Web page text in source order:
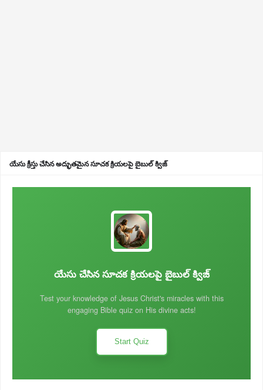
యేసు క్రీస్తు చేసిన అద్భుతమైన సూచక క్రియలపై బైబుల్ క్విజ్
యేసు చేసిన సూచక క్రియలపై బైబుల్ క్విజ్
Test your knowledge of Jesus Christ's miracles with this
engaging Bible quiz on His divine acts!
Start Quiz